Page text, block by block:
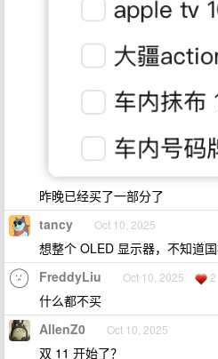
昨晚已经买了一部分了
tancy Oct 10, 2025
想整个 OLED 显示器，不知道
FreddyLiu Oct 10, 2025 2
什么都不买
AllenZ0 Oct 10, 2025
双 11 开始了？